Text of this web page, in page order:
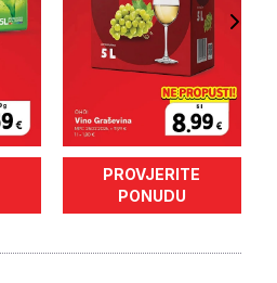
PROVJERITE
PONUDU